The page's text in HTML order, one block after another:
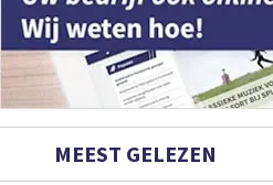
MEEST GELEZEN